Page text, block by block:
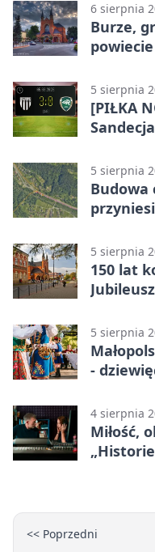
6 sierpnia
Burze,
5 sierpnia
[PIŁKA
5 sierpnia
Budowa
5 sierpnia
150 lat
5 sierpnia
-
4 sierpnia
Miłość,
<< Poprzedni